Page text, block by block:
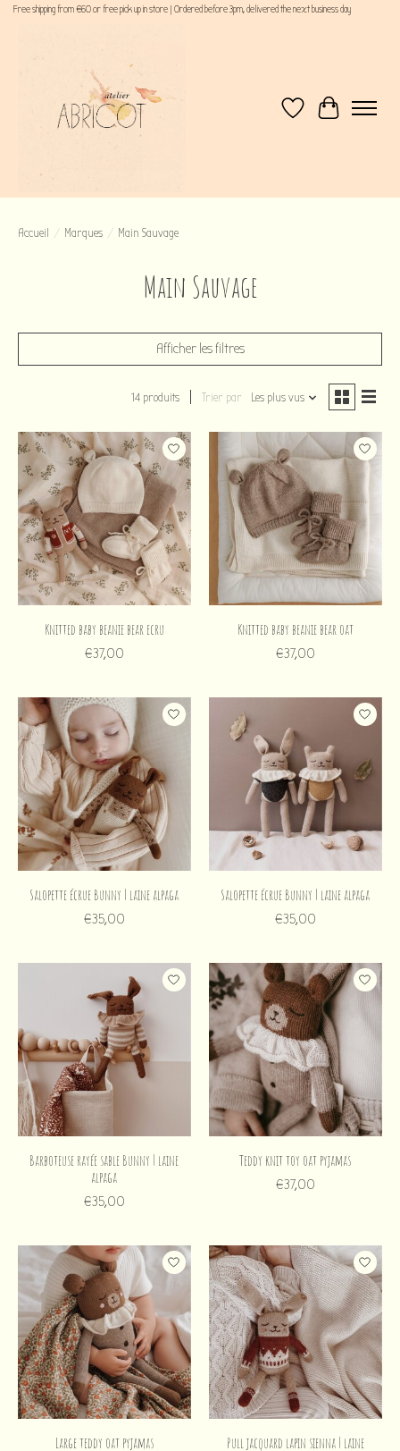
Free shipping from €60 or free pick up in store | Ordered before 3pm, delivered the next business day
Liste de souhaits
Panier
Accueil / Marques / Main Sauvage
Main Sauvage
Afficher les filtres
14 produits Trier par Les plus vus
Knitted baby beanie bear ecru
€37,00
Knitted baby beanie bear oat
€37,00
Salopette écrue Bunny | laine alpaga
€35,00
Salopette écrue Bunny | laine alpaga
€35,00
Barboteuse rayée sable Bunny | laine
alpaga
€35,00
Teddy knit toy oat pyjamas
€37,00
Large teddy oat pyjamas
Pull jacquard lapin sienna | laine